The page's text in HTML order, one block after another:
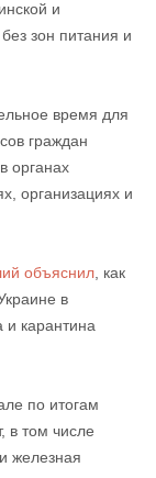
и
зон питания и
время для
граждан
органах
организациях и
объяснил, как
в
и карантина
по итогам
в том числе
железная